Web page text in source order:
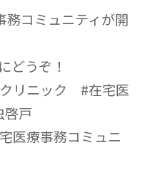
務コミュニティが開
どうぞ！
リニック #在宅医
戸
医療事務コミュニ